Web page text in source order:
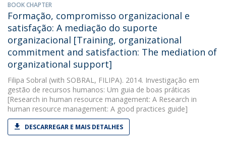
BOOK CHAPTER
Formação, compromisso organizacional e
satisfação: A mediação do suporte
organizacional [Training, organizational
commitment and satisfaction: The mediation of
organizational support]
Filipa Sobral (with SOBRAL, FILIPA). 2014. Investigação em
gestão de recursos humanos: Um guia de boas práticas
[Research in human resource management: A Research in
human resource management: A good practices guide]
DESCARREGAR E MAIS DETALHES